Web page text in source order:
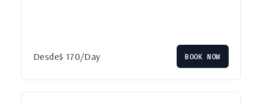
Desde$ 170/Day BOOK NOW